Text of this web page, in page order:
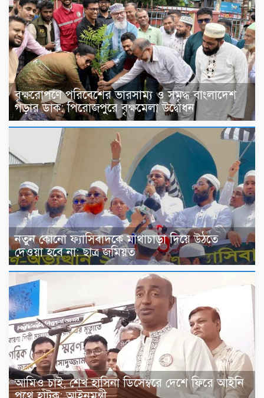
বৃক্ষরোপণে পরিবেশের ভারসাম্য ও সমৃদ্ধ বাংলাদেশ
গড়ার ডাক: পিরোজপুরে বৃক্ষমেলা উদ্বোধন
নতুন কোনো ফ্যাসিবাদকে মাথাচাড়া দিয়ে উঠতে
দেওয়া হবে না: ছাত্র জমিয়ত
আমিও চাই, শেখ হাসিনা ডিসেম্বরে দেশে ফিরে আইনি